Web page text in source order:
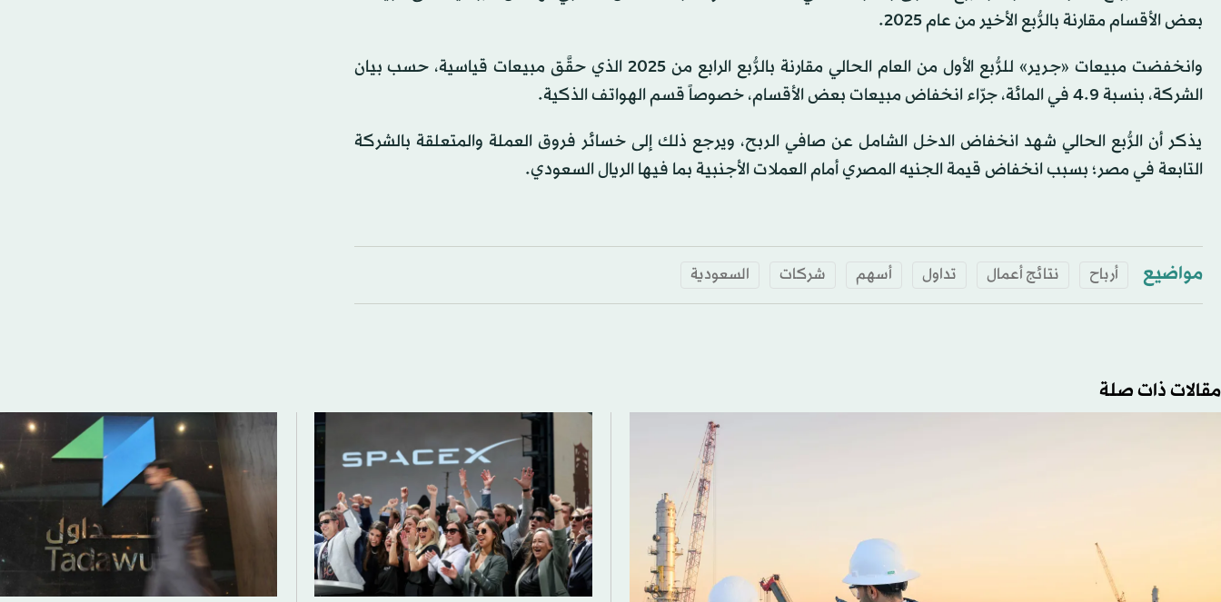
بعض الأقسام مقارنة بالرُّبع الأخير من عام 2025.
وانخفضت مبيعات «جرير» للرُّبع الأول من العام الحالي مقارنة بالرُّبع الرابع من 2025 الذي حقَّق مبيعات قياسية، حسب بيان
الشركة، بنسبة 4.9 في المائة، جرّاء انخفاض مبيعات بعض الأقسام، خصوصاً قسم الهواتف الذكية.
يذكر أن الرُّبع الحالي شهد انخفاض الدخل الشامل عن صافي الربح، ويرجع ذلك إلى خسائر فروق العملة والمتعلقة بالشركة
التابعة في مصر؛ بسبب انخفاض قيمة الجنيه المصري أمام العملات الأجنبية بما فيها الريال السعودي.
مواضيع أرباح نتائج أعمال تداول أسهم شركات السعودية
مقالات ذات صلة